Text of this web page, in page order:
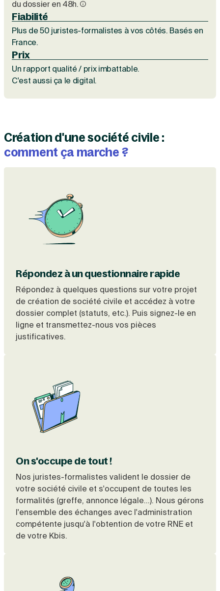
Toutes les modifications
Je suis autonome
Je souhaite être accompagné
Découvrez notre cabinet d'expertise
comptable LS Compta
Création d'EURL
Création de SASU
Création de SARL
Création de SAS
Création d'association
Aides à la création d’entreprise
Ouverture compte pro
Création d'entreprise
du dossier en 48h.
Fiabilité
Plus de 50 juristes-formalistes à vos côtés. Basés en
France.
Prix
Un rapport qualité / prix imbattable.
C'est aussi ça le digital.
Création d'une société civile :
comment ça marche ?
Répondez à un questionnaire rapide
Répondez à quelques questions sur votre projet
de création de société civile et accédez à votre
dossier complet (statuts, etc.). Puis signez-le en
ligne et transmettez-nous vos pièces
justificatives.
On s'occupe de tout !
Nos juristes-formalistes valident le dossier de
votre société civile et s'occupent de toutes les
formalités (greffe, annonce légale...). Nous gérons
l'ensemble des échanges avec l'administration
compétente jusqu'à l'obtention de votre RNE et
de votre Kbis.